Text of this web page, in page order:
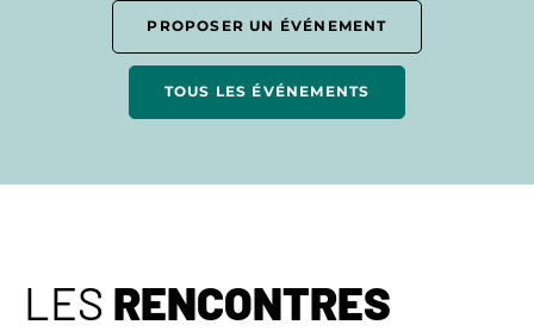
PROPOSER UN ÉVÉNEMENT
TOUS LES ÉVÉNEMENTS
LES RENCONTRES